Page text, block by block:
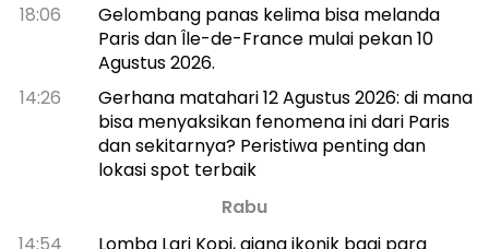
18:06
Gelombang panas kelima bisa melanda
Paris dan Île-de-France mulai pekan 10
Agustus 2026.
14:26
Gerhana matahari 12 Agustus 2026: di mana
bisa menyaksikan fenomena ini dari Paris
dan sekitarnya? Peristiwa penting dan
lokasi spot terbaik
Rabu
14:54
Lomba Lari Kopi, ajang ikonik bagi para